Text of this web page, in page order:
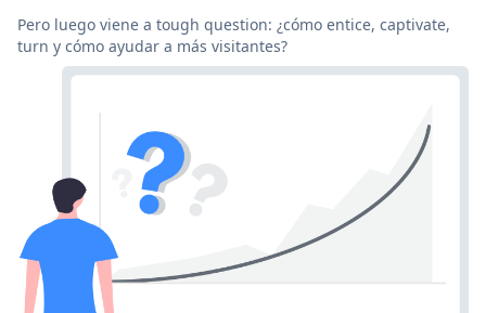
Pero luego viene a tough question: ¿cómo entice, captivate,
turn y cómo ayudar a más visitantes?